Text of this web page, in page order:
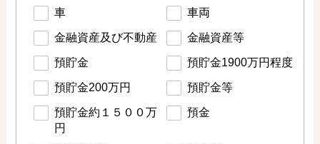
車 車両
金融資産及び不動産 金融資産等
預貯金 預貯金1900万円程度
預貯金200万円 預貯金等
預貯金約１５００万
円
預金